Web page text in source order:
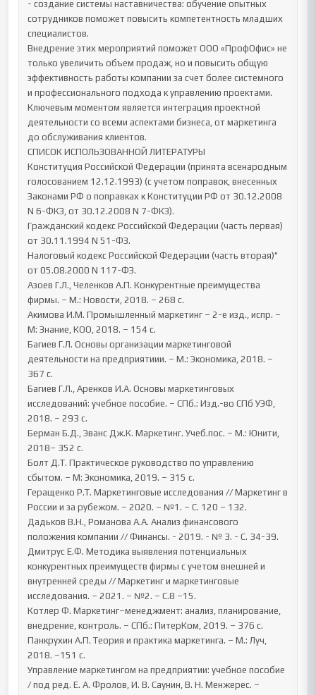
- создание системы наставничества: обучение опытных
сотрудников поможет повысить компетентность младших
специалистов.
Внедрение этих мероприятий поможет ООО «ПрофОфис» не
только увеличить объем продаж, но и повысить общую
эффективность работы компании за счет более системного
и профессионального подхода к управлению проектами.
Ключевым моментом является интеграция проектной
деятельности со всеми аспектами бизнеса, от маркетинга
до обслуживания клиентов.
СПИСОК ИСПОЛЬЗОВАННОЙ ЛИТЕРАТУРЫ
Конституция Российской Федерации (принята всенародным
голосованием 12.12.1993) (с учетом поправок, внесенных
Законами РФ о поправках к Конституции РФ от 30.12.2008
N 6-ФКЗ, от 30.12.2008 N 7-ФКЗ).
Гражданский кодекс Российской Федерации (часть первая)
от 30.11.1994 N 51-ФЗ.
Налоговый кодекс Российской Федерации (часть вторая)"
от 05.08.2000 N 117-ФЗ.
Азоев Г.Л., Челенков А.П. Конкурентные преимущества
фирмы. – М.: Новости, 2018. – 268 с.
Акимова И.М. Промышленный маркетинг – 2-е изд., испр. –
М: Знание, КОО, 2018. – 154 с.
Багиев Г.Л. Основы организации маркетинговой
деятельности на предприятиии. – М.: Экономика, 2018. –
367 с.
Багиев Г.Л., Аренков И.А. Основы маркетинговых
исследований: учебное пособие. – СПб.: Изд.-во СПб УЭФ,
2018. – 293 с.
Берман Б.Д., Эванс Дж.К. Маркетинг. Учеб.пос. – М.: Юнити,
2018– 352 с.
Болт Д.Т. Практическое руководство по управлению
сбытом. – М: Экономика, 2019. – 315 с.
Геращенко Р.Т. Маркетинговые исследования // Маркетинг в
России и за рубежом. – 2020. – №1. – С. 120 – 132.
Дадьков В.Н., Романова А.А. Анализ финансового
положения компании // Финансы. - 2019. - № 3. - С. 34-39.
Дмитрус Е.Ф. Методика выявления потенциальных
конкурентных преимуществ фирмы с учетом внешней и
внутренней среды // Маркетинг и маркетинговые
исследования. – 2021. – №2. – С.8 –15.
Котлер Ф. Маркетинг–менеджмент: анализ, планирование,
внедрение, контроль. – СПб.: ПитерКом, 2019. – 376 с.
Панкрухин А.П. Теория и практика маркетинга. – М.: Луч,
2018. –151 с.
Управление маркетингом на предприятии: учебное пособие
/ под ред. Е. А. Фролов, И. В. Саунин, В. Н. Менжерес. –